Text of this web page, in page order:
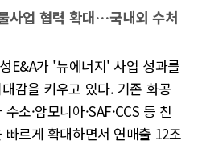
사업 협력 확대…국내외 수처
E&A가 '뉴에너지' 사업 성과를
감을 키우고 있다. 기존 화공
소·암모니아·SAF·CCS 등 친
르게 확대하면서 연매출 12조